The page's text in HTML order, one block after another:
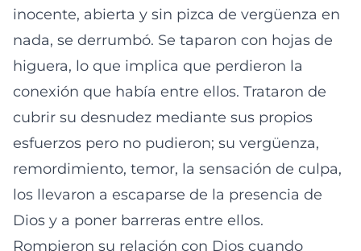
inocente, abierta y sin pizca de vergüenza en
nada, se derrumbó. Se taparon con hojas de
higuera, lo que implica que perdieron la
conexión que había entre ellos. Trataron de
cubrir su desnudez mediante sus propios
esfuerzos pero no pudieron; su vergüenza,
remordimiento, temor, la sensación de culpa,
los llevaron a escaparse de la presencia de
Dios y a poner barreras entre ellos.
Rompieron su relación con Dios cuando